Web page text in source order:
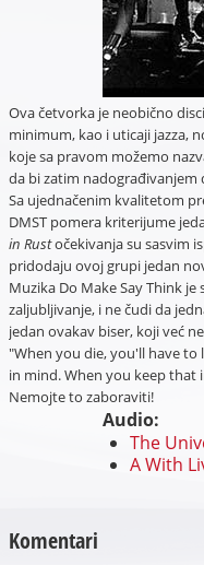
Ova četvorka je neobično
minimum, kao i uticaji jazza,
koje sa pravom možemo
da bi zatim nadograđivanjem
Sa ujednačenim kvalitetom
DMST pomera kriterijume
in Rustočekivanja su sasvim
pridodaju ovoj grupi jedan
Muzika Do Make Say Think
zaljubljivanje, i ne čudi da
jedan ovakav biser, koji već
"When you die, you'll have
in mind. When you keep that
Nemojte to zaboraviti!
Audio:
The
A With
Komentari